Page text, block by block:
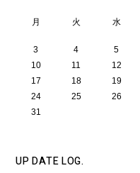
月
火 水
3
4 5
10
11 12
17
18 19
24
25 26
31
UP DATE LOG.